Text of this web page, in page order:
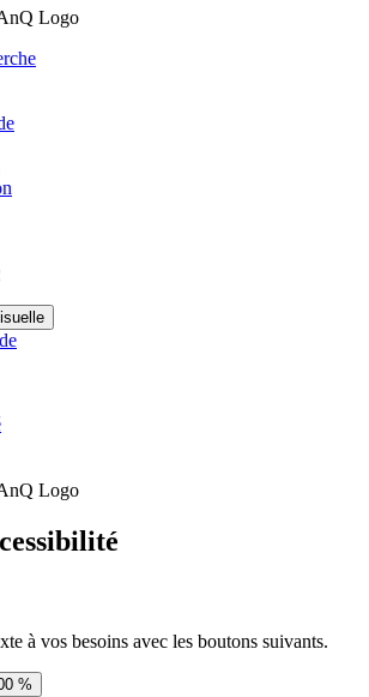
à vos besoins avec les boutons suivants.
%